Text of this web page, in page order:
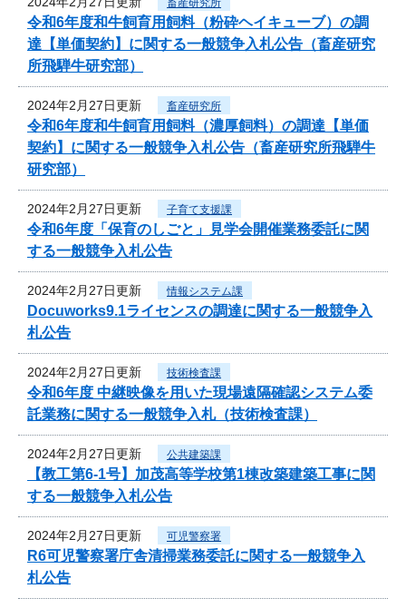
畜産研究所
令和6年度和牛飼育用飼料（粉砕ヘイキューブ）の調
達【単価契約】に関する一般競争入札公告（畜産研究
所飛騨牛研究部）
2024年2月27日更新 畜産研究所
令和6年度和牛飼育用飼料（濃厚飼料）の調達【単価
契約】に関する一般競争入札公告（畜産研究所飛騨牛
研究部）
2024年2月27日更新 子育て支援課
令和6年度「保育のしごと」見学会開催業務委託に関
する一般競争入札公告
2024年2月27日更新 情報システム課
Docuworks9.1ライセンスの調達に関する一般競争入
札公告
2024年2月27日更新 技術検査課
令和6年度 中継映像を用いた現場遠隔確認システム委
託業務に関する一般競争入札（技術検査課）
2024年2月27日更新 公共建築課
【教工第6-1号】加茂高等学校第1棟改築建築工事に関
する一般競争入札公告
2024年2月27日更新 可児警察署
R6可児警察署庁舎清掃業務委託に関する一般競争入
札公告